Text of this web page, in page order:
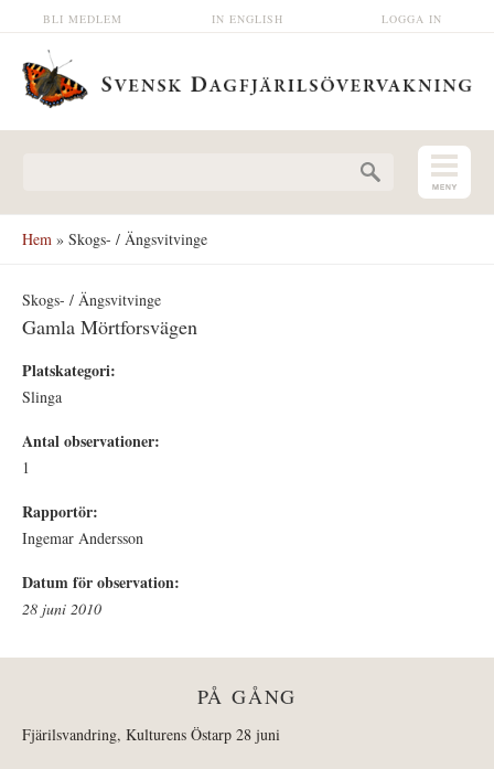
Hoppa till huvudinnehåll LOGGA IN
IN ENGLISH
BLI MEDLEM
Hem » Skogs- / Ängsvitvinge
Skogs- / Ängsvitvinge
Gamla Mörtforsvägen
Platskategori:
Slinga
Antal observationer:
1
Rapportör:
Ingemar Andersson
Datum för observation:
28 juni 2010
PÅ GÅNG
Fjärilsvandring, Kulturens Östarp 28 juni